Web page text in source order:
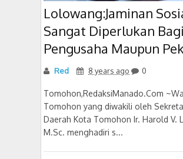
Lolowang:Jaminan
Sangat Diperlukan Bagi
Pengusaha Maupun
Red 8 years ago 0
Tomohon,RedaksiManado.Com
Tomohon yang diwakili oleh
Daerah Kota Tomohon Ir. Harold V.
M.Sc. menghadiri s...